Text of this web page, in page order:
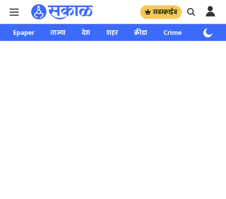
सबस्क्राईब
Epaper ताज्या देश शहर क्रीडा Crime साप्ताहिक